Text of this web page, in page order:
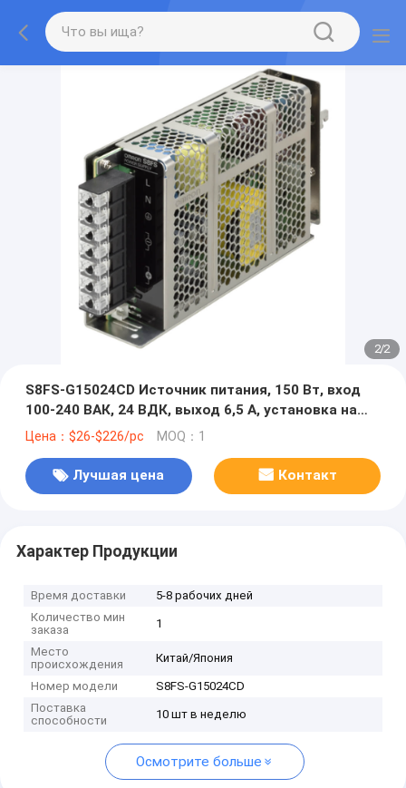
2/2
S8FS-G15024CD Источник питания, 150 Вт, вход
100-240 ВАК, 24 ВДК, выход 6,5 А, установка на
рельсе DIN, без сертификации EAC на складе
Цена：$26-$226/pc MOQ：1
Лучшая цена Контакт
Характер Продукции
Время доставки
5-8 рабочих дней
Количество мин
заказа
1
Место
происхождения
Китай/Япония
Номер модели
S8FS-G15024CD
Поставка
способности
10 шт в неделю
Осмотрите больше